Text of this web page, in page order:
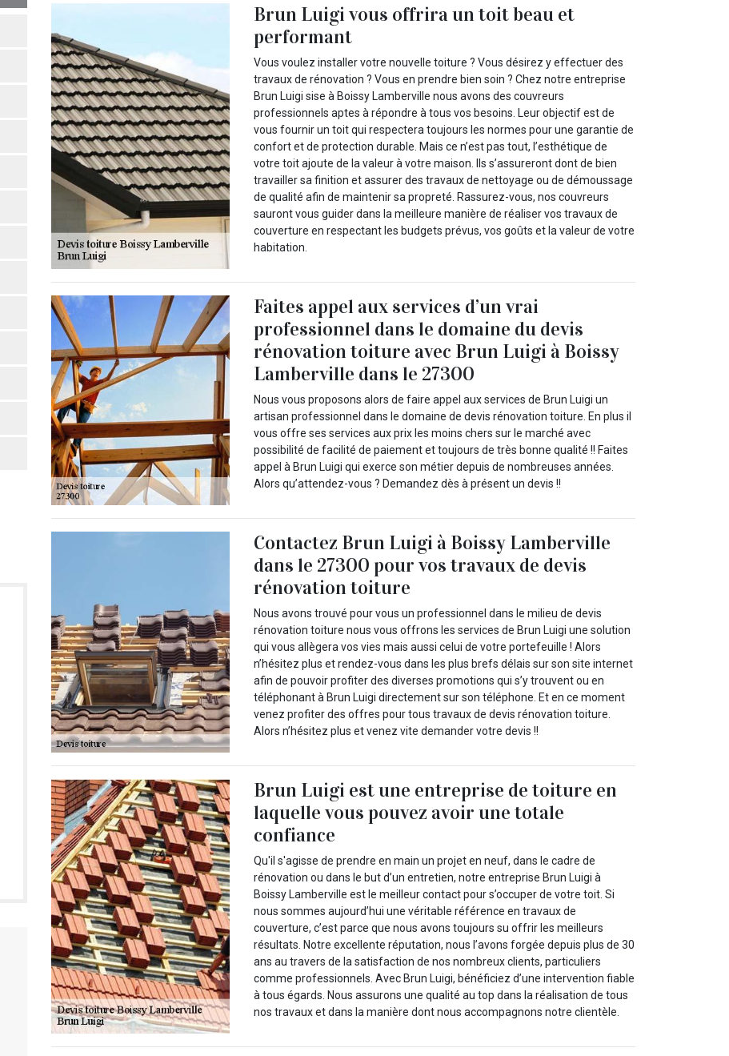
Brun Luigi vous offrira un toit beau et
performant
Vous voulez installer votre nouvelle toiture ? Vous désirez y effectuer des
travaux de rénovation ? Vous en prendre bien soin ? Chez notre entreprise
Brun Luigi sise à Boissy Lamberville nous avons des couvreurs
professionnels aptes à répondre à tous vos besoins. Leur objectif est de
vous fournir un toit qui respectera toujours les normes pour une garantie de
confort et de protection durable. Mais ce n’est pas tout, l’esthétique de
votre toit ajoute de la valeur à votre maison. Ils s’assureront dont de bien
travailler sa finition et assurer des travaux de nettoyage ou de démoussage
de qualité afin de maintenir sa propreté. Rassurez-vous, nos couvreurs
sauront vous guider dans la meilleure manière de réaliser vos travaux de
couverture en respectant les budgets prévus, vos goûts et la valeur de votre
habitation.
Faites appel aux services d’un vrai
professionnel dans le domaine du devis
rénovation toiture avec Brun Luigi à Boissy
Lamberville dans le 27300
Nous vous proposons alors de faire appel aux services de Brun Luigi un
artisan professionnel dans le domaine de devis rénovation toiture. En plus il
vous offre ses services aux prix les moins chers sur le marché avec
possibilité de facilité de paiement et toujours de très bonne qualité !! Faites
appel à Brun Luigi qui exerce son métier depuis de nombreuses années.
Alors qu’attendez-vous ? Demandez dès à présent un devis !!
Contactez Brun Luigi à Boissy Lamberville
dans le 27300 pour vos travaux de devis
rénovation toiture
Nous avons trouvé pour vous un professionnel dans le milieu de devis
rénovation toiture nous vous offrons les services de Brun Luigi une solution
qui vous allègera vos vies mais aussi celui de votre portefeuille ! Alors
n’hésitez plus et rendez-vous dans les plus brefs délais sur son site internet
afin de pouvoir profiter des diverses promotions qui s’y trouvent ou en
téléphonant à Brun Luigi directement sur son téléphone. Et en ce moment
venez profiter des offres pour tous travaux de devis rénovation toiture.
Alors n’hésitez plus et venez vite demander votre devis !!
Brun Luigi est une entreprise de toiture en
laquelle vous pouvez avoir une totale
confiance
Qu'il s'agisse de prendre en main un projet en neuf, dans le cadre de
rénovation ou dans le but d’un entretien, notre entreprise Brun Luigi à
Boissy Lamberville est le meilleur contact pour s’occuper de votre toit. Si
nous sommes aujourd’hui une véritable référence en travaux de
couverture, c’est parce que nous avons toujours su offrir les meilleurs
résultats. Notre excellente réputation, nous l’avons forgée depuis plus de 30
ans au travers de la satisfaction de nos nombreux clients, particuliers
comme professionnels. Avec Brun Luigi, bénéficiez d’une intervention fiable
à tous égards. Nous assurons une qualité au top dans la réalisation de tous
nos travaux et dans la manière dont nous accompagnons notre clientèle.